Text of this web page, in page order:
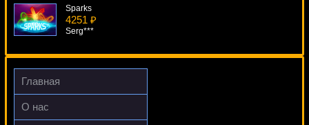
Sparks
4251 ₽
Serg***
Rockstar
4912 ₽
Главная
О нас